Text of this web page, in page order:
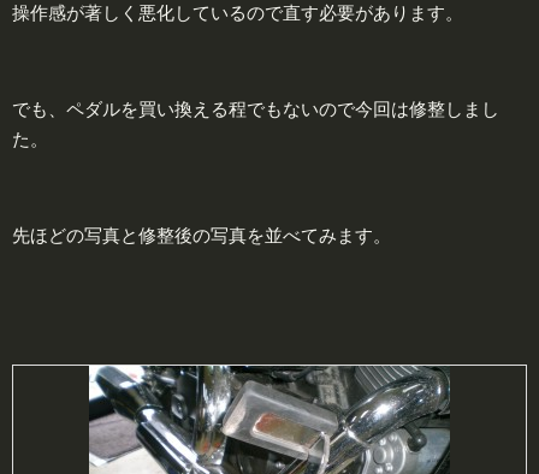
操作感が著しく悪化しているので直す必要があります。
でも、ペダルを買い換える程でもないので今回は修整しまし
た。
先ほどの写真と修整後の写真を並べてみます。